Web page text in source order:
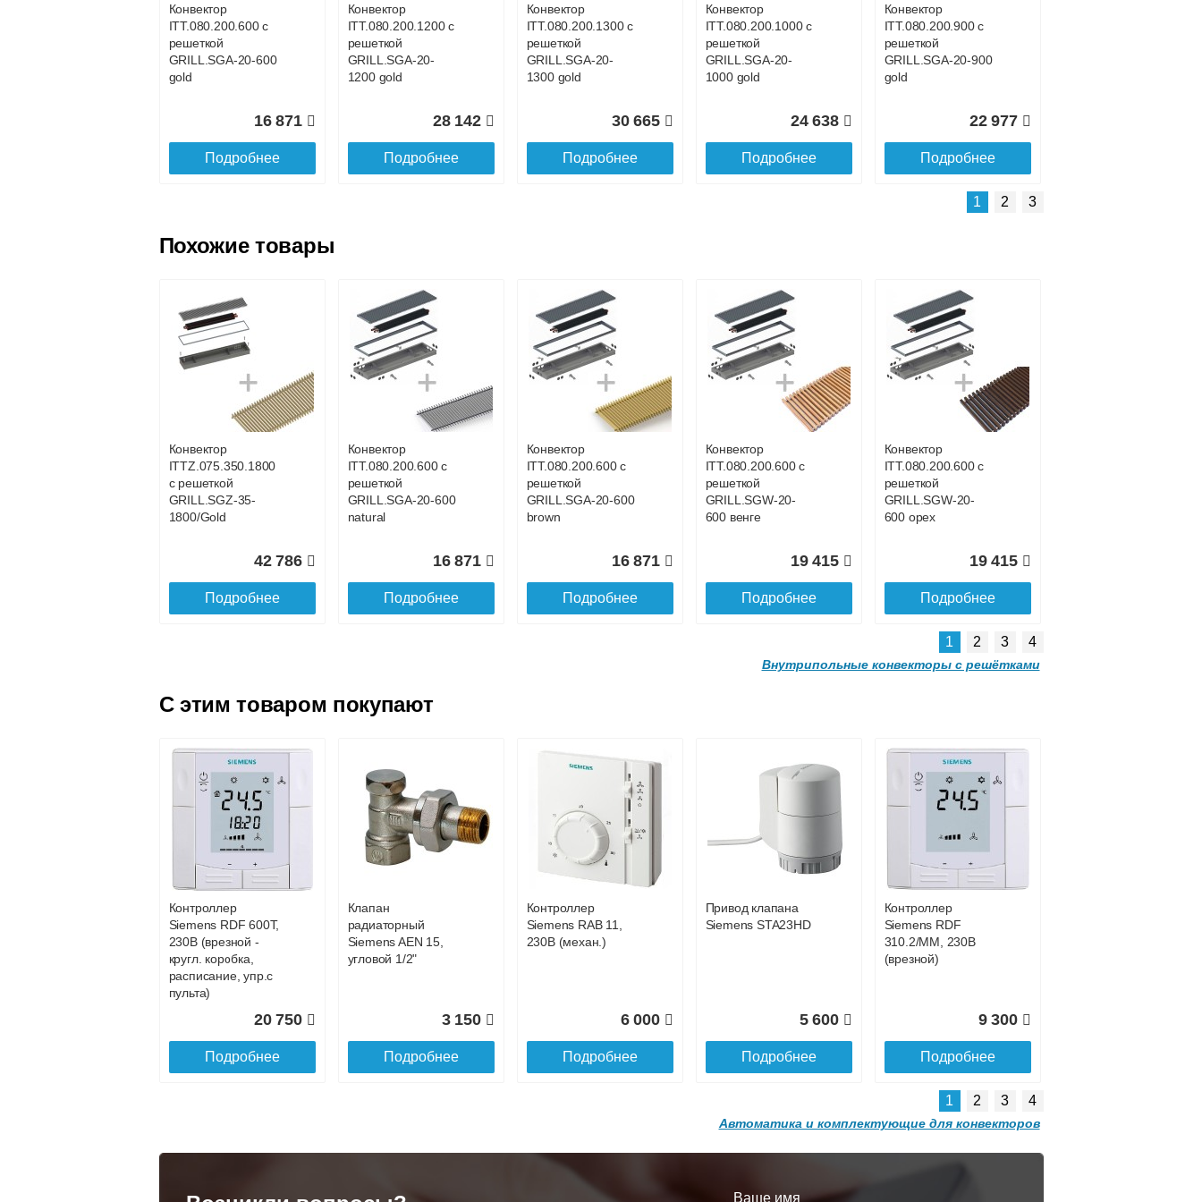
Доставка в регионы России.
Подробнее о доставке
Конвектор
ITT.080.200.600 с
решеткой
GRILL.SGA-20-600
gold
16 871
Подробнее
Конвектор
ITT.080.200.1200 с
решеткой
GRILL.SGA-20-
1200 gold
28 142
Подробнее
Конвектор
ITT.080.200.1300 с
решеткой
GRILL.SGA-20-
1300 gold
30 665
Подробнее
Конвектор
ITT.080.200.1000 с
решеткой
GRILL.SGA-20-
1000 gold
24 638
Подробнее
Конвектор
ITT.080.200.900 с
решеткой
GRILL.SGA-20-900
gold
22 977
Подробнее
Конвектор
ITT.080.200.800 с
GRILL.SGA-20-800
21 017
Подробнее
Конвектор
ITT.080.200.700 с
GRILL.SGA-20-700
19 056
Подробнее
Конвектор
ITT.080.200.1100 с
GRILL.SGA-20-
26 519
Конвектор
ITT.080.200.4400 с
GRILL.SGA-20-
93 185
Подробнее
Конвектор
ITT.080.200.4300 с
GRILL.SGA-20-
91 285
Подробнее
решеткой
GRILL.SGA-20-
4200 gold
88 202
Подробнее
Конвектор
GRILL.SGA-20-
4100 gold
86 301
Подробнее
решеткой
GRILL.SGA-20-
84 396
Подробнее
GRILL.SGA-20-
81 914
Подробнее
решеткой
GRILL.SGA-20-
3800 gold
80 011
Подробнее
1 2 3
Похожие товары
Конвектор
ITTZ.075.350.1800
с решеткой
GRILL.SGZ-35-
1800/Gold
42 786
Подробнее
Конвектор
ITT.080.200.600 с
решеткой
GRILL.SGA-20-600
natural
16 871
Подробнее
Конвектор
ITT.080.200.600 с
решеткой
GRILL.SGA-20-600
brown
16 871
Подробнее
Конвектор
ITT.080.200.600 с
решеткой
GRILL.SGW-20-
600 венге
19 415
Подробнее
Конвектор
ITT.080.200.600 с
решеткой
GRILL.SGW-20-
600 орех
19 415
Подробнее
Конвектор
ITT.080.200.1200 с
решеткой
GRILL.SGA-20-
1200 natural
Подробнее
Конвектор
ITT.080.200.600 с
решеткой
GRILL.SGA-20-600
Подробнее
Конвектор
ITT.080.200.1200 с
решеткой
GRILL.SGA-20-
1200 brown
Подробнее
ITT.080.200.1200 с
решеткой
GRILL.SGW-20-
32 501
Конвектор
решеткой
GRILL.SGW-20-
1200 орех
Подробнее
Конвектор
Конвектор
Конвектор
ITT.080.200.1200 с
Конвектор
решеткой
Конвектор
1 2 3 4
Внутрипольные конвекторы с решётками
C этим товаром покупают
Контроллер
Siemens RDF 600Т,
230В (врезной -
кругл. коробка,
расписание, упр.с
пульта)
20 750
Подробнее
Клапан
радиаторный
Siemens AEN 15,
угловой 1/2"
3 150
Подробнее
Контроллер
Siemens RAB 11,
230В (механ.)
6 000
Подробнее
Привод клапана
Siemens STA23HD
5 600
Подробнее
Контроллер
Siemens RDF
310.2/MM, 230В
(врезной)
9 300
Подробнее
1 2 3 4
Автоматика и комплектующие для конвекторов
Ваше имя